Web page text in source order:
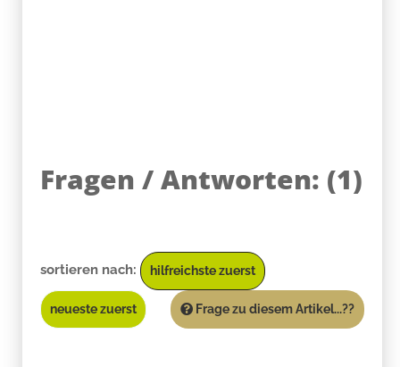
Fragen / Antworten: (1)
sortieren nach: hilfreichste zuerst
neueste zuerst Frage zu diesem Artikel...??